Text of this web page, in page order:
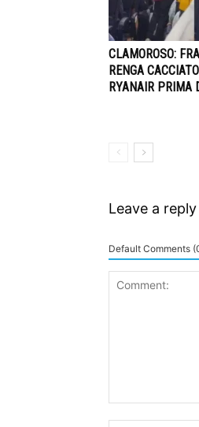
CLAMOROSO:
RENGA
RYANAIR PRIMA
Leave a reply
Default Comments